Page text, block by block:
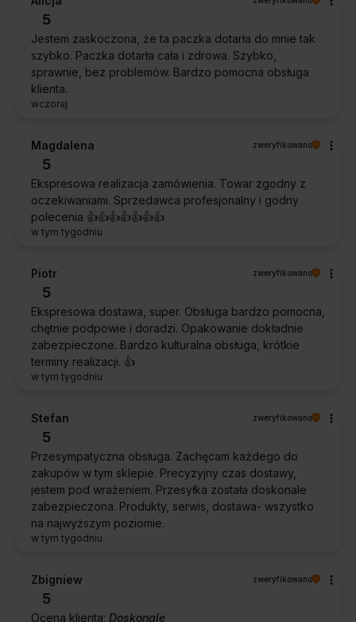
5
Jestem zaskoczona, że ta paczka dotarła do mnie tak
szybko. Paczka dotarła cała i zdrowa. Szybko,
sprawnie, bez problemów. Bardzo pomocna obsługa
klienta.
wczoraj
Magdalena zweryfikowano
5
Ekspresowa realizacja zamówienia. Towar zgodny z
oczekiwaniami. Sprzedawca profesjonalny i godny
polecenia 👍️👍️👍️👍️👍️👍️👍️
w tym tygodniu
Piotr zweryfikowano
5
Ekspresowa dostawa, super. Obsługa bardzo pomocna,
chętnie podpowie i doradzi. Opakowanie dokładnie
zabezpieczone. Bardzo kulturalna obsługa, krótkie
terminy realizacji. 👍️
w tym tygodniu
Stefan zweryfikowano
5
Przesympatyczna obsługa. Zachęcam każdego do
zakupów w tym sklepie. Precyzyjny czas dostawy,
jestem pod wrażeniem. Przesyłka została doskonale
zabezpieczona. Produkty, serwis, dostawa- wszystko
na najwyższym poziomie.
w tym tygodniu
Zbigniew zweryfikowano
5
Ocena klienta: Doskonale